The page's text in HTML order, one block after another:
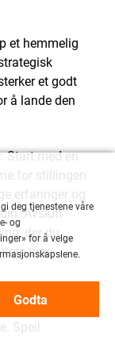
et hemmelig
et godt
å lande den
Start med en
for stillingen
erfaringer og
Avslutt
der du
dine
et
Speil
deg tjenestene våre
og
for å velge
Godta